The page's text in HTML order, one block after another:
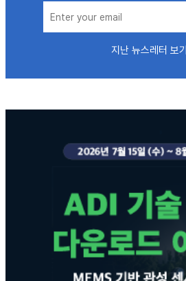
지난 뉴스레터 보